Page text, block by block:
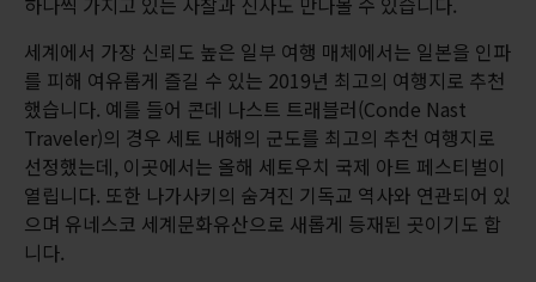
세계에서 가장 신뢰도 높은 일부 여행 매체에서는 일본을 인파
를 피해 여유롭게 즐길 수 있는 2019년 최고의 여행지로 추천
했습니다. 예를 들어 콘데 나스트 트래블러(Conde Nast
Traveler)의 경우 세토 내해의 군도를 최고의 추천 여행지로
선정했는데, 이곳에서는 올해 세토우치 국제 아트 페스티벌이
열립니다. 또한 나가사키의 숨겨진 기독교 역사와 연관되어 있
으며 유네스코 세계문화유산으로 새롭게 등재된 곳이기도 합
니다.